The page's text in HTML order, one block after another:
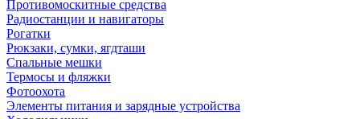
Противомоскитные средства
Радиостанции и навигаторы
Рогатки
Рюкзаки, сумки, ягдташи
Спальные мешки
Термосы и фляжки
Фотоохота
Элементы питания и зарядные устройства